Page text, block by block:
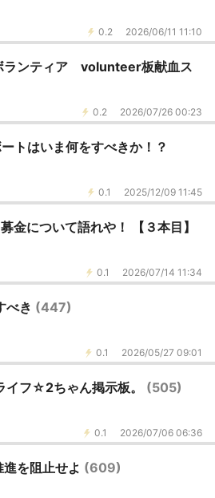
0.2 2026/06/11 11:10
ランティア volunteer板献血ス
0.2 2026/07/26 00:23
ートはいま何をすべきか！？
0.1 2025/12/09 11:45
金について語れや！ 【３本目】
0.1 2026/07/14 11:34
べき (447)
0.1 2026/05/27 09:01
イフ☆2ちゃん掲示板。 (505)
0.1 2026/07/06 06:36
を阻止せよ (609)